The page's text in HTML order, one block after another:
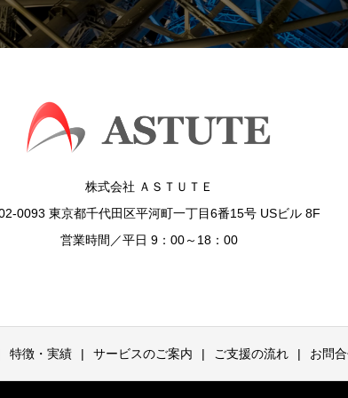
株式会社 ＡＳＴＵＴＥ
0093 東京都千代田区平河町一丁目6番15号 USビル 8F
営業時間／平日 9：00～18：00
特徴・実績 サービスのご案内 ご支援の流れ お問